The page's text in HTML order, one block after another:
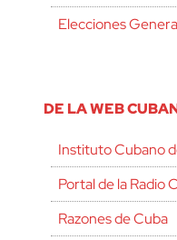
Elecciones
DE LA WEB
Instituto Cubano
Portal de la Radio
Razones de Cuba